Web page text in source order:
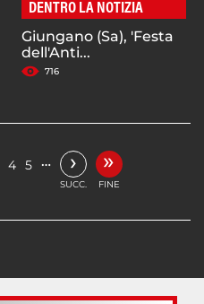
DENTRO LA NOTIZIA
Giungano (Sa), 'Festa
dell'Anti...
716
4 5 … ›
SUCC.
»
FINE